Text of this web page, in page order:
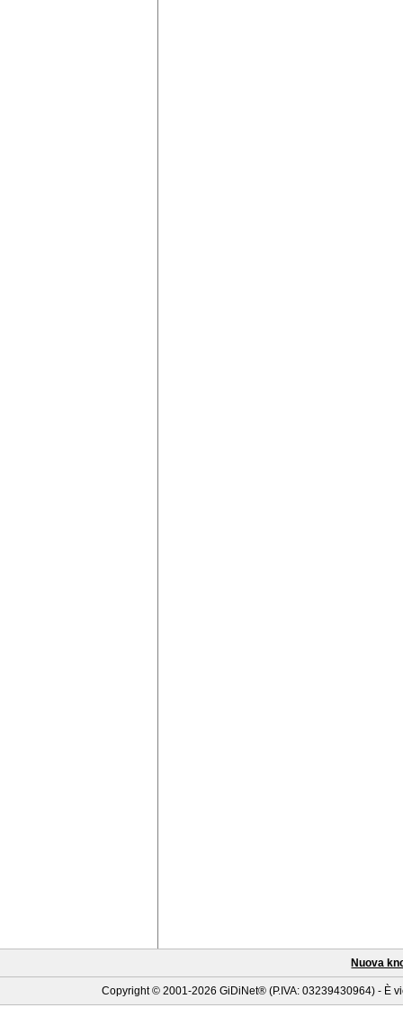
Nuova
Copyright © 2001-2026 GiDiNet® (P.IVA: 03239430964) - È